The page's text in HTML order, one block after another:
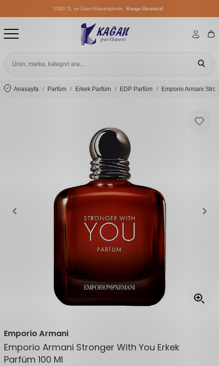
1500 TL ve Üzeri Alışverişlerde Kargo Ücretsiz!
1500 TL ve Üzeri Alışverişlerde
1500 TL ve Üzeri Alışverişlerde
Anasayfa Parfüm Erkek Parfüm EDP Parfüm Emporio Armani
Emporio Armani
Emporio Armani Stronger With You Erkek
Parfüm 100 Ml